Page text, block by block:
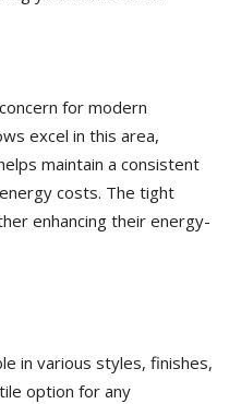
for modern
excel in this area,
maintain a consistent
costs. The tight
enhancing their energy-
in various styles, finishes,
option for any